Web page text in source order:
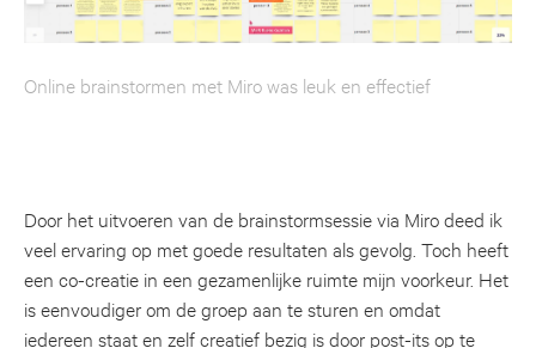
Online brainstormen met Miro was leuk en effectief
Door het uitvoeren van de brainstormsessie via Miro deed ik
veel ervaring op met goede resultaten als gevolg. Toch heeft
een co-creatie in een gezamenlijke ruimte mijn voorkeur. Het
is eenvoudiger om de groep aan te sturen en omdat
iedereen staat en zelf creatief bezig is door post-its op te